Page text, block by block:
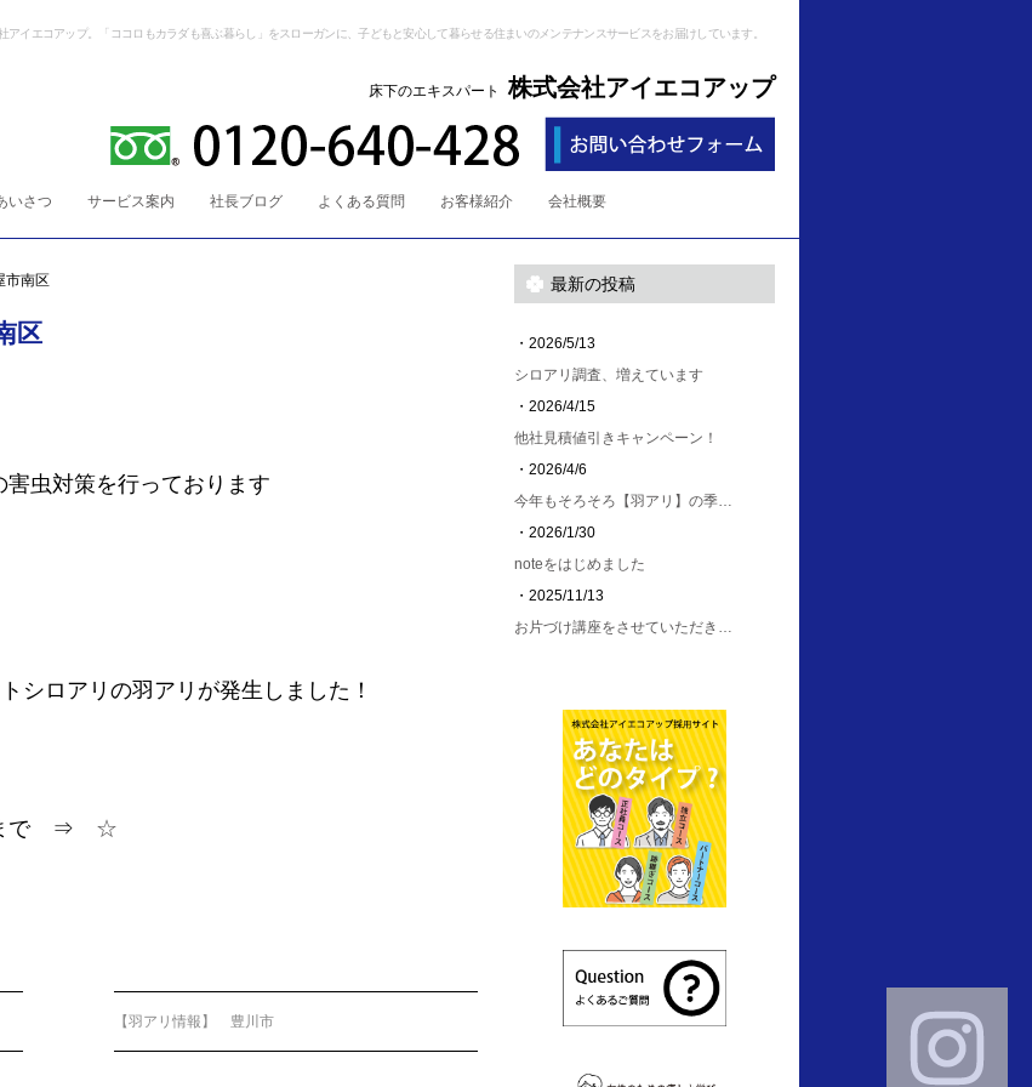
イエコアップ。「ココロもカラダも喜ぶ暮らし」をスローガンに、子どもと安心して暮らせる住まいのメンテナンスサービスをお届けしています。
床下のエキスパート 株式会社アイエコアップ
いさつ サービス案内 社長ブログ よくある質問 お客様紹介 会社概要
市南区
区
虫対策を行っております
シロアリの羽アリが発生しました！
まで ⇒ ☆
【羽アリ情報】 豊川市
最新の投稿
・2026/5/13
シロアリ調査、増えています
・2026/4/15
他社見積値引きキャンペーン！
・2026/4/6
今年もそろそろ【羽アリ】の季…
・2026/1/30
noteをはじめました
・2025/11/13
お片づけ講座をさせていただき…